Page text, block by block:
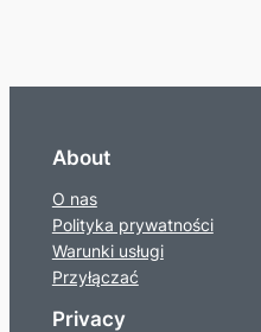
About
O nas
Polityka prywatności
Warunki usługi
Przyłączać
Privacy